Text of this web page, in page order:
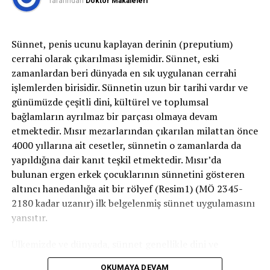
ilacın tam etkisini göstermesi iki haftaya kadar sürebilir.
ila sekiz ay sürecektir.
Botoks
diğer kaslara kıyasla
mesanede daha uzun süren etkiye sahiptir.
Botoks’un riskleri nelerdir?
Botoks, mesanenin doğal kasılmasının gücünü azaltmak
üzere uygulanır. Mesane spazmını bu yöntemle ortadan
kaldırır. Bunun potansiyel yan etkisi, üriner
retansiyondur. Rezidüel idrar çok fazla sorun oluşturmaz
ancak bu kalıntı idrar miktarı fazlaysa veya hasta
işeyemiyorsa kateter yerleştirilmelidir veya hasta
mesanesini boşaltmak için temiz aralıklı kateterizasyon
uygulamak durumunda kalabilir.
açıldığından, idrarda kan görülebilir.
Sünnet, penis ucunu kaplayan derinin (preputium)
cerrahi olarak çıkarılması işlemidir. Sünnet, eski
zamanlardan beri dünyada en sık uygulanan cerrahi
işlemlerden birisidir. Sünnetin uzun bir tarihi vardır ve
günümüzde çeşitli dini, kültürel ve toplumsal
bağlamların ayrılmaz bir parçası olmaya devam
etmektedir. Mısır mezarlarından çıkarılan milattan önce
4000 yıllarına ait cesetler, sünnetin o zamanlarda da
yapıldığına dair kanıt teşkil etmektedir. Mısır’da
bulunan ergen erkek çocuklarının sünnetini gösteren
altıncı hanedanlığa ait bir rölyef (Resim1) (MÖ 2345-
2180 kadar uzanır) ilk belgelenmiş sünnet uygulamasını
yansıtır.
geleneksel nedenlerle uygulanır. Ancak bazı tıbbi
OKUMAYA DEVAM